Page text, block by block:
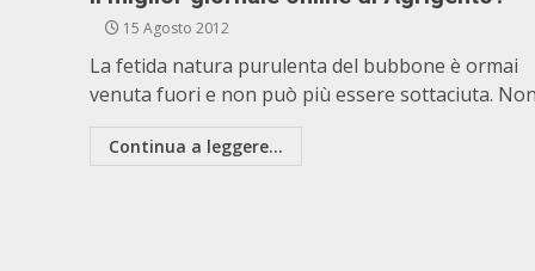
15 Agosto 2012
La fetida natura purulenta del bubbone è ormai
venuta fuori e non può più essere sottaciuta.
Continua a leggere...